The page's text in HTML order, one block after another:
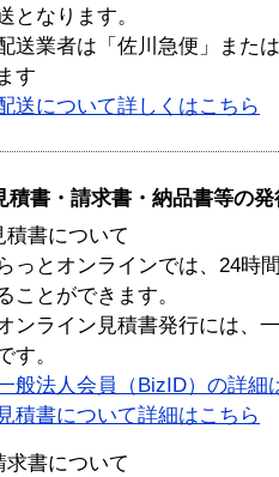
となります。
送業者は「佐川急便」また
す
送について詳しくはこちら
積書・請求書・納品書等の
積書について
っとオンラインでは、24時
ことができます。
ンライン見積書発行には、
す。
般法人会員（BizID）の詳細
見積書について詳細はこちら
求書について